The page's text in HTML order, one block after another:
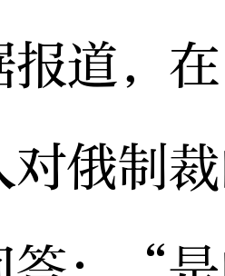
，在
对俄制